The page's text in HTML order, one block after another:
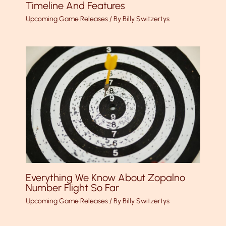
Timeline And Features
Upcoming Game Releases/ ByBilly Switzertys
Everything We Know About Zopalno
Number Flight So Far
Upcoming Game Releases/ ByBilly Switzertys